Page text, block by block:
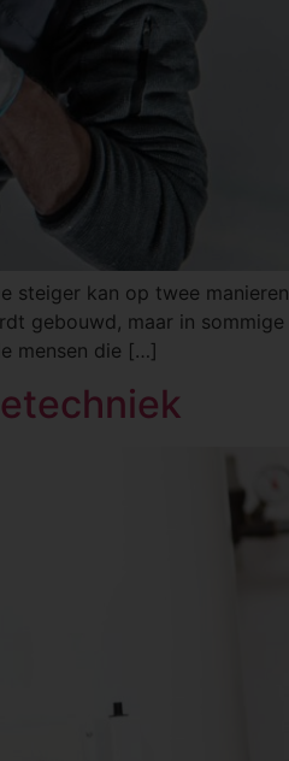
steiger kan op twee manieren
gebouwd, maar in sommige
mensen die […]